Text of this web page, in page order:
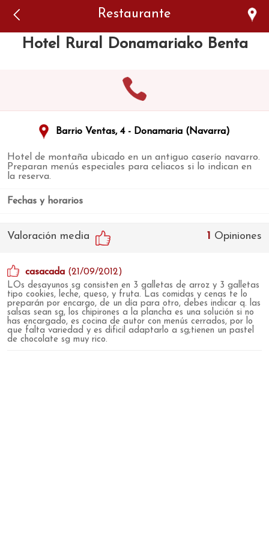
Restaurante
Hotel Rural Donamariako Benta
Barrio Ventas, 4 - Donamaria (Navarra)
Hotel de montaña ubicado en un antiguo caserío navarro.
Preparan menús especiales para celiacos si lo indican en
la reserva.
Fechas y horarios
1 Opiniones
Valoración media
casacada (21/09/2012)
LOs desayunos sg consisten en 3 galletas de arroz y 3 galletas
tipo cookies, leche, queso, y fruta. Las comidas y cenas te lo
preparán por encargo, de un día para otro, debes indicar q. las
salsas sean sg, los chipirones a la plancha es una solución si no
has encargado, es cocina de autor con menús cerrados, por lo
que falta variedad y es dificil adaptarlo a sg;tienen un pastel
de chocolate sg muy rico.
authorized to show the cookie declaration for domain group
ID 546ddaab-b478-4440-aa8a-3b0205284212. Please add it to
the domain group in the Cookiebot Manager to authorize
the domain.